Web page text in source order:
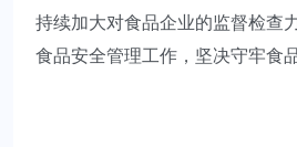
持续加大对食品企业的监督检查
食品安全管理工作，坚决守牢食